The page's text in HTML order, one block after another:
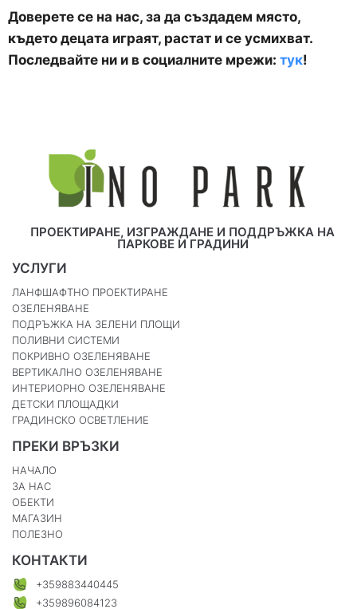
Доверете се на нас, за да създадем място,
където децата играят, растат и се усмихват.
Последвайте ни и в социалните мрежи: тук!
ПРОЕКТИРАНЕ, ИЗГРАЖДАНЕ И ПОДДРЪЖКА НА
ПАРКОВЕ И ГРАДИНИ
УСЛУГИ
ЛАНФШАФТНО ПРОЕКТИРАНЕ
ОЗЕЛЕНЯВАНЕ
ПОДРЪЖКА НА ЗЕЛЕНИ ПЛОЩИ
ПОЛИВНИ СИСТЕМИ
ПОКРИВНО ОЗЕЛЕНЯВАНЕ
ВЕРТИКАЛНО ОЗЕЛЕНЯВАНЕ
ИНТЕРИОРНО ОЗЕЛЕНЯВАНЕ
ДЕТСКИ ПЛОЩАДКИ
ГРАДИНСКО ОСВЕТЛЕНИЕ
ПРЕКИ ВРЪЗКИ
НАЧАЛО
ЗА НАС
ОБЕКТИ
МАГАЗИН
ПОЛЕЗНО
КОНТАКТИ
+359883440445
+359896084123